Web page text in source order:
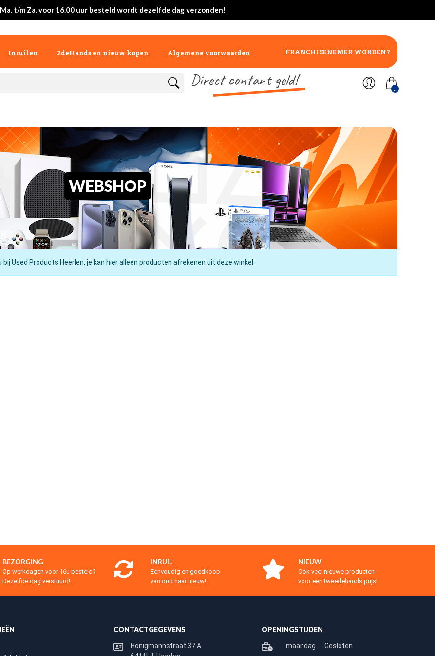
t/m Za. voor 16.00 uur besteld wordt dezelfde dag verzonden!
Inruilen 2deHands en nieuw kopen Algemene voorwaarden FRANCHISENEMER WORDEN?
Direct contant geld! ..
WEBSHOP
bij Used Products Heerlen, je kan hier alleen producten afrekenen uit deze winkel.
BEZORGING
Op werkdagen voor 16u besteld?
Dezelfde dag verstuurd!
INRUIL
Eenvoudig en goedkoop
van oud naar nieuw!
NIEUW
Ook veel nieuwe producten
voor een tweedehands prijs!
CONTACTGEGEVENS
Honigmannstraat 37 A
OPENINGSTIJDEN
maandag Gesloten